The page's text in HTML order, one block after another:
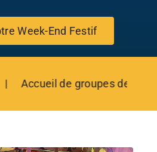
Week-End Festif
de groupes de 10 à